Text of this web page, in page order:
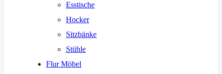
Esstische
Hocker
Sitzbänke
Stühle
Flur Möbel